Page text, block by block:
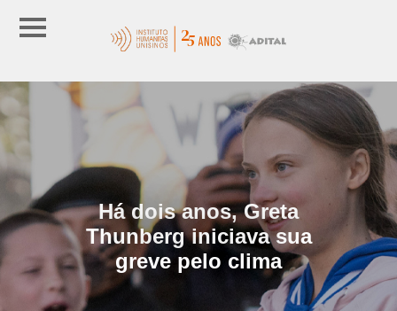
Há dois anos, Greta
Thunberg iniciava sua
greve pelo clima